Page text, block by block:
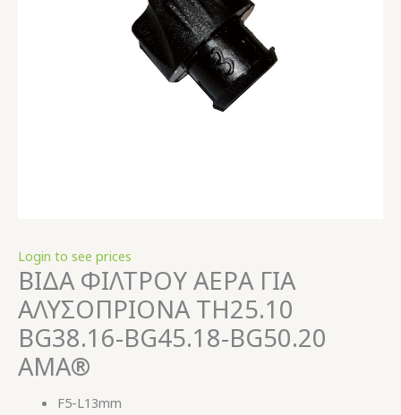
Login to see prices
ΒΙΔΑ ΦΙΛΤΡΟΥ ΑΕΡΑ ΓΙΑ
ΑΛΥΣΟΠΡΙΟΝΑ TH25.10
BG38.16-BG45.18-BG50.20
AMA®
F5-L13mm